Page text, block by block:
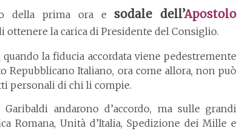
della prima ora e sodale dell’Apostolo
ottenere la carica di Presidente del Consiglio.
la fiducia accordata viene pedestremente
Repubblicano Italiano, ora come allora, non può
personali di chi li compie.
andarono d’accordo, ma sulle grandi
Romana, Unità d’Italia, Spedizione dei Mille e